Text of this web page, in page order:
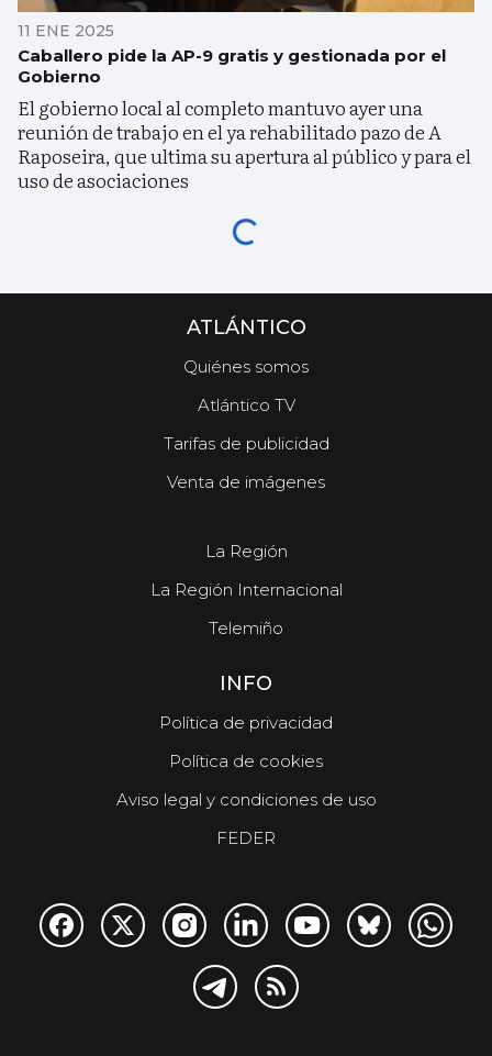
11 ENE 2025
Caballero pide la AP-9 gratis y gestionada por el
Gobierno
El gobierno local al completo mantuvo ayer una
reunión de trabajo en el ya rehabilitado pazo de A
Raposeira, que ultima su apertura al público y para el
uso de asociaciones
ATLÁNTICO
Quiénes somos
Atlántico TV
Tarifas de publicidad
Venta de imágenes
La Región
La Región Internacional
Telemiño
INFO
Política de privacidad
Política de cookies
Aviso legal y condiciones de uso
FEDER